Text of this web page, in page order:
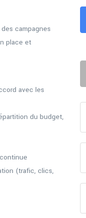
campagnes
place et
avec les
du budget,
(trafic, clics,